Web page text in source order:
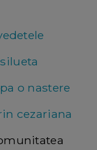
o nastere
cezariana